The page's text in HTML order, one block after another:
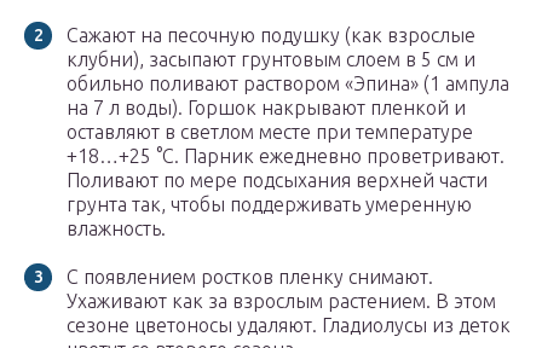
Сажают на песочную подушку (как взрослые
клубни), засыпают грунтовым слоем в 5 см и
обильно поливают раствором «Эпина» (1 ампула
на 7 л воды). Горшок накрывают пленкой и
оставляют в светлом месте при температуре
+18…+25 °С. Парник ежедневно проветривают.
Поливают по мере подсыхания верхней части
грунта так, чтобы поддерживать умеренную
влажность.
С появлением ростков пленку снимают.
Ухаживают как за взрослым растением. В этом
сезоне цветоносы удаляют. Гладиолусы из деток